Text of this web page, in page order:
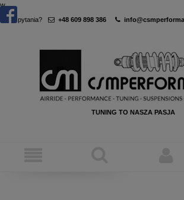
w
Masz pytania? +48 609 898 386
TUNING TO NASZA PASJA